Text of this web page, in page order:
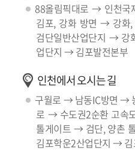
88올림픽대로 → 인천
김포, 강화 방면 → 강
검단일반산업단지 → 강
업단지 → 김포발전본부
인천에서 오시는 길
구월로 → 남동IC방면 →
로 → 수도권2순환 고속
톨게이트 → 검단, 양촌
김포학운2산업단지 →